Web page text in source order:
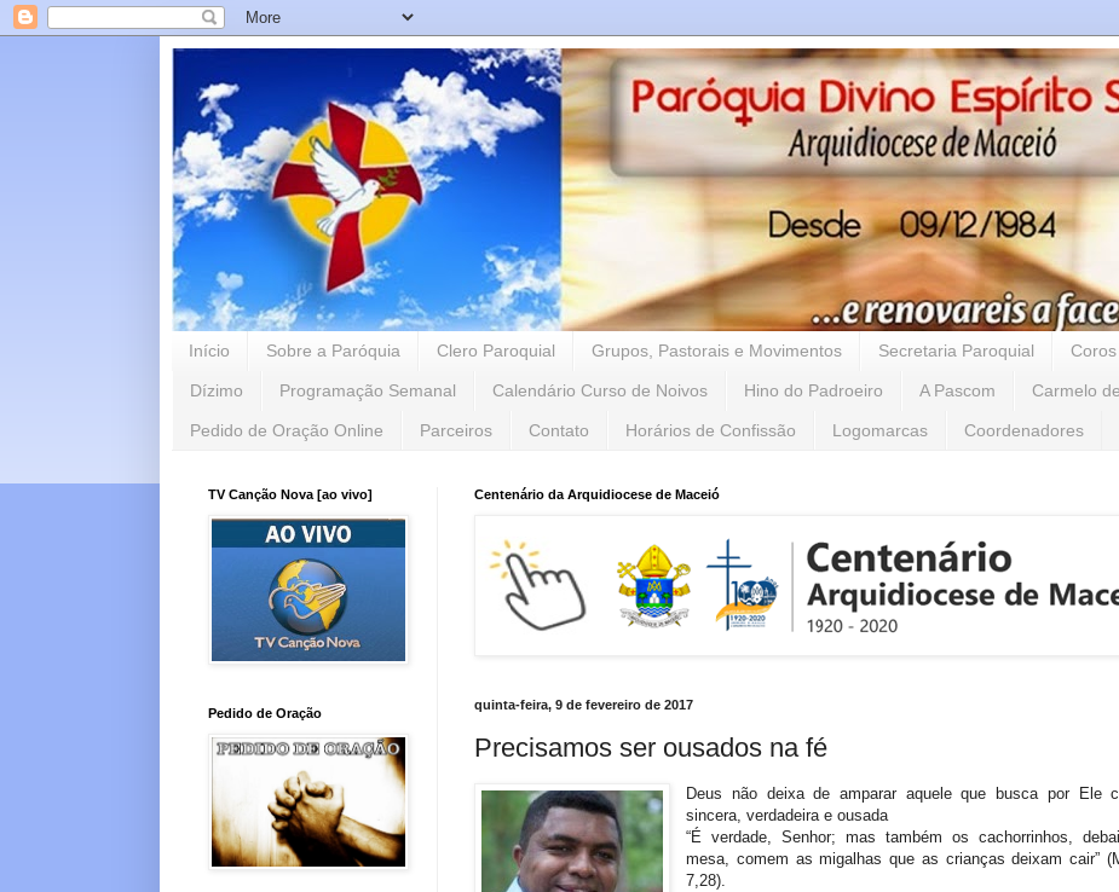
Início Sobre a Paróquia Clero Paroquial Grupos, Pastorais e Movimentos Secretaria Paroquial Coros
Dízimo Programação Semanal Calendário Curso de Noivos Hino do Padroeiro A Pascom Carmelo
Pedido de Oração Online Parceiros Contato Horários de Confissão Logomarcas Coordenadores
Centenário da Arquidiocese de Maceió
quinta-feira, 9 de fevereiro de 2017
Precisamos ser ousados na fé
Deus não deixa de amparar aquele que busca por Ele
sincera, verdadeira e ousada
“É verdade, Senhor; mas também os cachorrinhos,
mesa, comem as migalhas que as crianças deixam cair”
7,28).
TV Canção Nova [ao vivo]
Pedido de Oração